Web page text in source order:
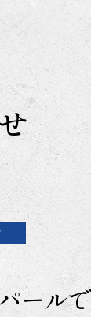
ール